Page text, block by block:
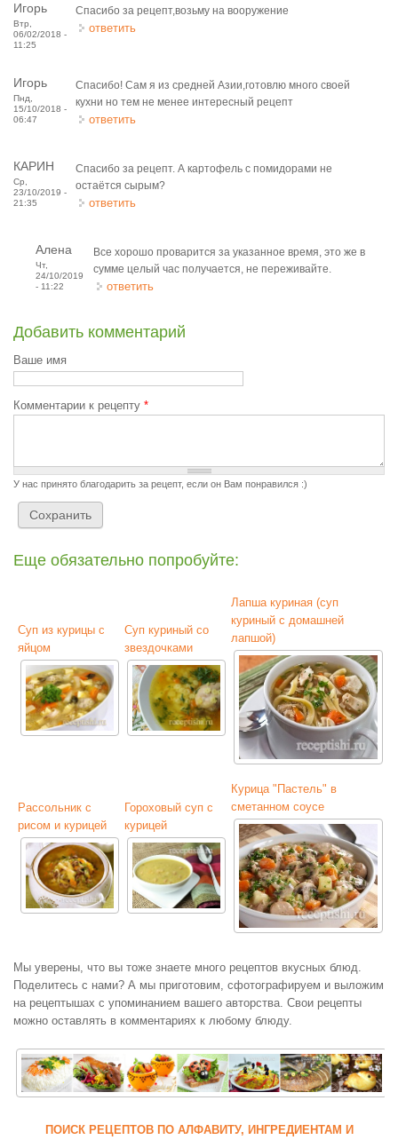
Игорь
Втр,
06/02/2018 -
11:25
Спасибо за рецепт,возьму на вооружение
ответить
Игорь
Пнд,
15/10/2018 -
06:47
Спасибо! Сам я из средней Азии,готовлю много своей
кухни но тем не менее интересный рецепт
ответить
КАРИН
Ср,
23/10/2019 -
21:35
Спасибо за рецепт. А картофель с помидорами не
остаётся сырым?
ответить
Алена
Чт,
24/10/2019
- 11:22
Все хорошо проварится за указанное время, это же в
сумме целый час получается, не переживайте.
ответить
Добавить комментарий
Ваше имя
Комментарии к рецепту *
У нас принято благодарить за рецепт, если он Вам понравился :)
Еще обязательно попробуйте:
Суп из курицы с
яйцом
Суп куриный со
звездочками
Лапша куриная (суп
куриный с домашней
лапшой)
Рассольник с
рисом и курицей
Гороховый суп с
курицей
Курица "Пастель" в
сметанном соусе
Мы уверены, что вы тоже знаете много рецептов вкусных блюд.
Поделитесь с нами? А мы приготовим, сфотографируем и выложим
на рецептышах с упоминанием вашего авторства. Свои рецепты
можно оставлять в комментариях к любому блюду.
ПОИСК РЕЦЕПТОВ ПО АЛФАВИТУ, ИНГРЕДИЕНТАМ И